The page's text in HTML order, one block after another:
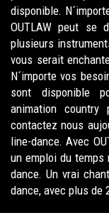
disponible.
OUTLAW peut se
plusieurs
vous serait
N´importe vos
sont disponible
animation country
contactez nous
line-dance. Avec
un emploi du
dance. Un vrai
dance, avec plus de